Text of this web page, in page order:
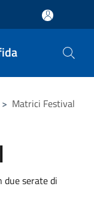
> Matrici Festival
due serate di